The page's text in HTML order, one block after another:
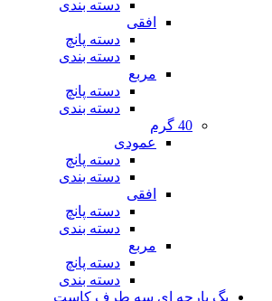
دسته بندی
افقی
دسته پانچ
دسته بندی
مربع
دسته پانچ
دسته بندی
40 گرم
عمودی
دسته پانچ
دسته بندی
افقی
دسته پانچ
دسته بندی
مربع
دسته پانچ
دسته بندی
بگ پارچه ای سه طرف کاست